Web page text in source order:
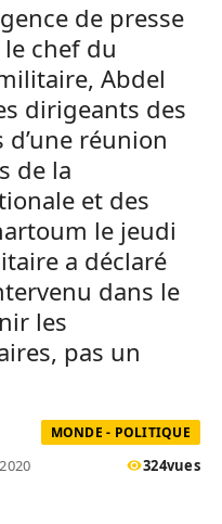
de presse
chef du
Abdel
dirigeants des
réunion
de la
et des
le jeudi
a déclaré
dans le
les
pas un
MONDE - POLITIQUE
324vues